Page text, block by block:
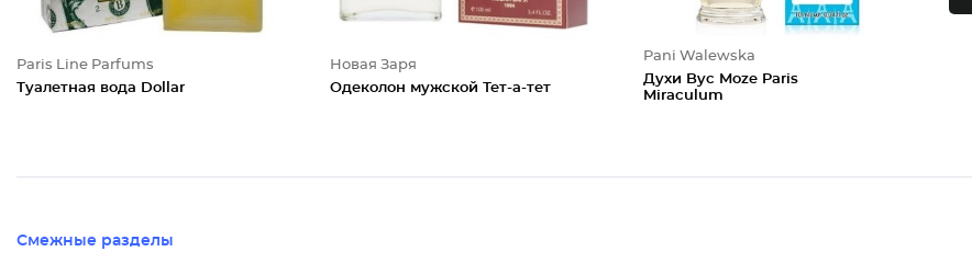
Paris Line Parfums
Туалетная вода Dollar
Новая Заря
Одеколон мужской Тет-а-тет
Pani Walewska
Духи Byc Moze Paris
Miraculum
Смежные разделы